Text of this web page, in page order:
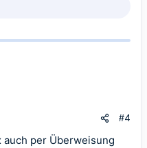
#4
auch per Überweisung